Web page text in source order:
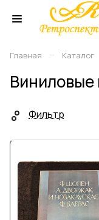
Главная – Каталог
Виниловые
Фильтр